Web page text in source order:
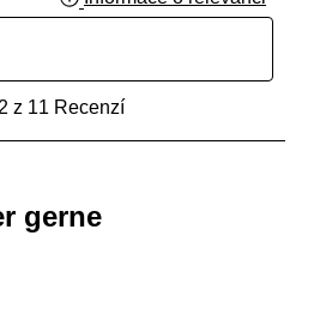
z 11 Recenzí
gerne